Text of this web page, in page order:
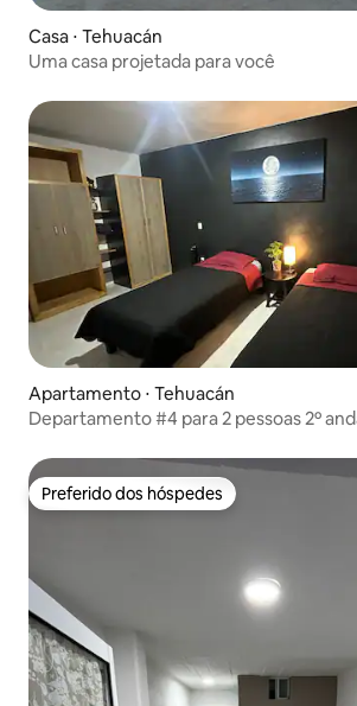
Casa ⋅ Tehuacán
Uma casa projetada para você
Apartamento ⋅ Tehuacán
Departamento #4 para 2 pessoas 2º
Preferido dos hóspedes
Preferido dos hóspedes